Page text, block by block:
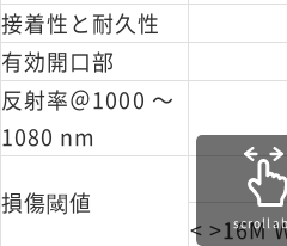
接着性と耐久性
有効開口部
反射率＠1000 ～
1080 nm
損傷閾値
< >16M